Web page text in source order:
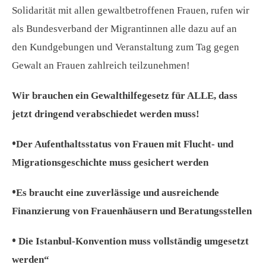
Solidarität mit allen gewaltbetroffenen Frauen, rufen wir
als Bundesverband der Migrantinnen alle dazu auf an
den Kundgebungen und Veranstaltung zum Tag gegen
Gewalt an Frauen zahlreich teilzunehmen!
Wir brauchen ein Gewalthilfegesetz für ALLE, dass
jetzt dringend verabschiedet werden muss!
•​Der Aufenthaltsstatus von Frauen mit Flucht- und
Migrationsgeschichte muss gesichert werden
•​Es braucht eine zuverlässige und ausreichende
Finanzierung von Frauenhäusern und Beratungsstellen
• ​ Die Istanbul-Konvention muss vollständig umgesetzt
werden“